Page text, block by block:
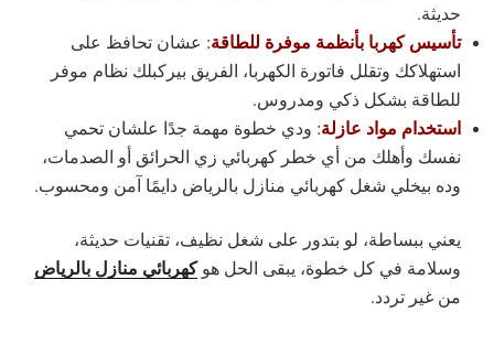
حديثة.
تأسيس كهربا بأنظمة موفرة للطاقة: عشان تحافظ على
استهلاكك وتقلل فاتورة الكهربا، الفريق بيركبلك نظام موفر
للطاقة بشكل ذكي ومدروس.
استخدام مواد عازلة: ودي خطوة مهمة جدًا علشان تحمي
نفسك وأهلك من أي خطر كهربائي زي الحرائق أو الصدمات،
وده بيخلي شغل كهربائي منازل بالرياض دايمًا آمن ومحسوب.
يعني ببساطة، لو بتدور على شغل نظيف، تقنيات حديثة،
وسلامة في كل خطوة، يبقى الحل هوكهربائي منازل بالرياض
من غير تردد.